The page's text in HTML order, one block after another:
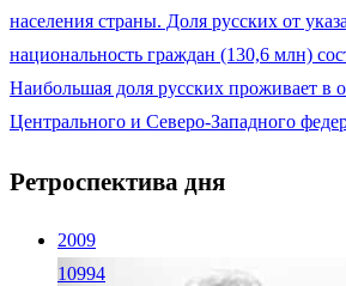
населения страны. Доля русских от
национальность граждан (130,6 млн)
Наибольшая доля русских проживает в
Центрального и Северо-Западного
Ретроспектива дня
2009
10994